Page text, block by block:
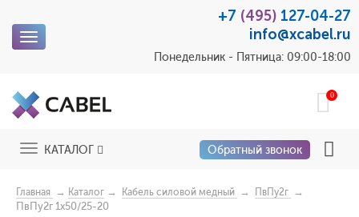
Toggle
+7 (495) 127-04-27
info@xcabel.ru
Понедельник - Пятница: 09:00-18:00
0
ToggleКАТАЛОГ Обратный звонок
Главная → Каталог → Кабель силовой медный → ПвПу2г →
ПвПу2г 1x50/25-20